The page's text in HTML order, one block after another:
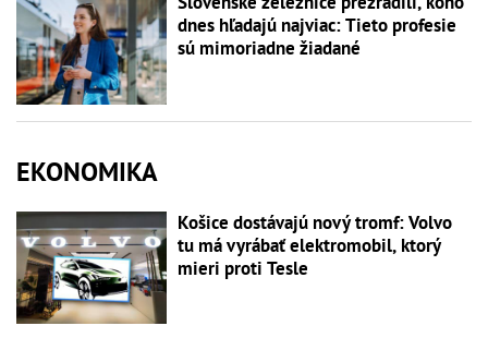
dnes hľadajú najviac: Tieto profesie
sú mimoriadne žiadané
EKONOMIKA
Košice dostávajú nový tromf: Volvo
tu má vyrábať elektromobil, ktorý
mieri proti Tesle